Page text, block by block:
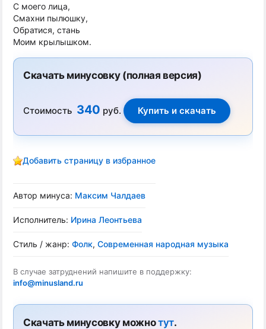
С моего лица,
Смахни пылюшку,
Обратися, стань
Моим крылышком.
Скачать минусовку (полная версия)
Стоимость 340 руб.
Добавить страницу в избранное
Автор минуса: Макcим Чалдаев
Исполнитель: Ирина Леонтьева
Стиль / жанр: Фолк, Современная народная музыка
В случае затруднений напишите в поддержку:
info@minusland.ru
Скачать минусовку можнотут.